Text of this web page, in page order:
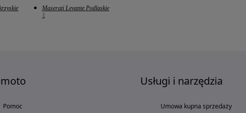
Maserati Levante Podlaskie
1
Pomoc
Usługi i narzędzia
Umowa kupna sprzedaży